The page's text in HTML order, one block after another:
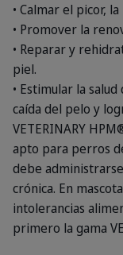
• Calmar el picor,
• Promover la
• Reparar y
piel.
• Estimular la
caída del pelo y
VETERINARY
apto para perros
debe
crónica. En
intolerancias
primero la gama